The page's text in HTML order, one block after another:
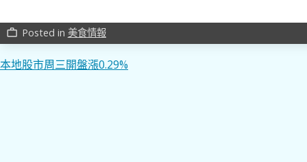
work_outline Posted in 美食情報
文
本地股市周三開盤漲0.29%